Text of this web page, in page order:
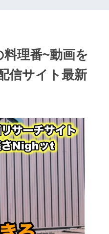
料理番~動画を
信サイト最新